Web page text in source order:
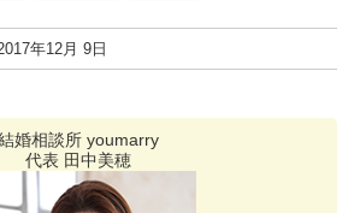
年12月 9日
婚相談所 youmarry
代表 田中美穂